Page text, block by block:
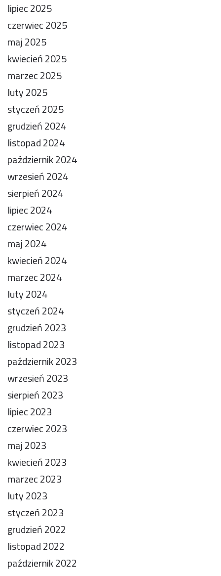
lipiec 2025
czerwiec 2025
maj 2025
kwiecień 2025
marzec 2025
luty 2025
styczeń 2025
grudzień 2024
listopad 2024
październik 2024
wrzesień 2024
sierpień 2024
lipiec 2024
czerwiec 2024
maj 2024
kwiecień 2024
marzec 2024
luty 2024
styczeń 2024
grudzień 2023
listopad 2023
październik 2023
wrzesień 2023
sierpień 2023
lipiec 2023
czerwiec 2023
maj 2023
kwiecień 2023
marzec 2023
luty 2023
styczeń 2023
grudzień 2022
listopad 2022
październik 2022